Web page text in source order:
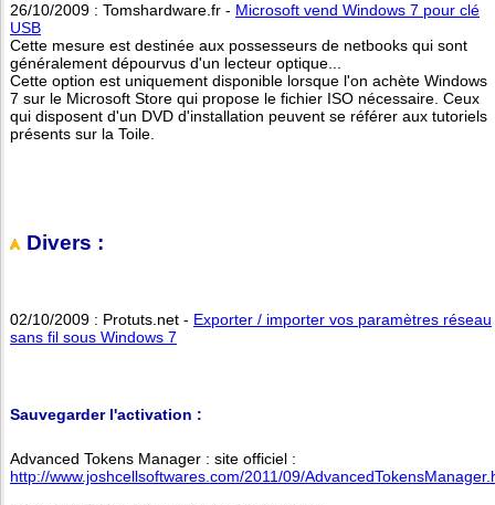
26/10/2009 : Tomshardware.fr - Microsoft vend Windows 7 pour clé
USB
Cette mesure est destinée aux possesseurs de netbooks qui sont
généralement dépourvus d'un lecteur optique...
Cette option est uniquement disponible lorsque l'on achète Windows
7 sur le Microsoft Store qui propose le fichier ISO nécessaire. Ceux
qui disposent d'un DVD d'installation peuvent se référer aux tutoriels
présents sur la Toile.
Divers :
02/10/2009 : Protuts.net - Exporter / importer vos paramètres réseau
sans fil sous Windows 7
Sauvegarder l'activation :
Advanced Tokens Manager : site officiel :
http://www.joshcellsoftwares.com/2011/09/